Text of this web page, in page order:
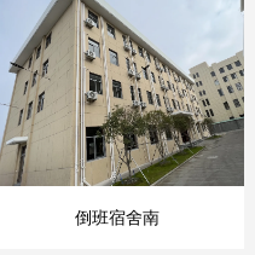
倒班宿舍南